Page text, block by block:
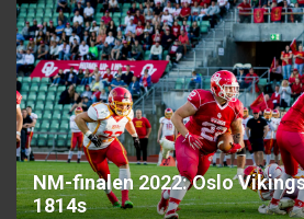
NM-finalen 2022: Oslo
1814s